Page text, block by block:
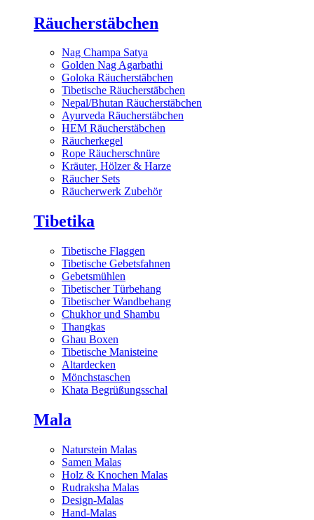
Räucherstäbchen
Nag Champa Satya
Golden Nag Agarbathi
Goloka Räucherstäbchen
Tibetische Räucherstäbchen
Nepal/Bhutan Räucherstäbchen
Ayurveda Räucherstäbchen
HEM Räucherstäbchen
Räucherkegel
Rope Räucherschnüre
Kräuter, Hölzer & Harze
Räucher Sets
Räucherwerk Zubehör
Tibetika
Tibetische Flaggen
Tibetische Gebetsfahnen
Gebetsmühlen
Tibetischer Türbehang
Tibetischer Wandbehang
Chukhor und Shambu
Thangkas
Ghau Boxen
Tibetische Manisteine
Altardecken
Mönchstaschen
Khata Begrüßungsschal
Mala
Naturstein Malas
Samen Malas
Holz & Knochen Malas
Rudraksha Malas
Design-Malas
Hand-Malas